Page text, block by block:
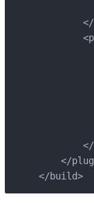
</
</build>